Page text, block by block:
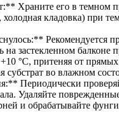
Храните его в темном
кладовка) при
Рекомендуется
на застекленном балконе
+10 °С, притеняя от
субстрат во влажном
Периодически
Удаляйте
и обрабатывайте